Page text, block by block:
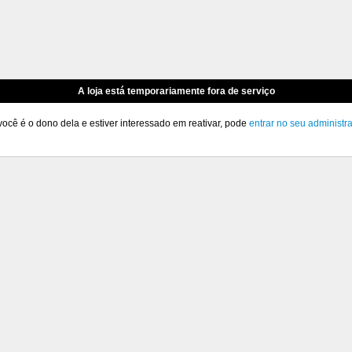
A loja está temporariamente fora de serviço
é o dono dela e estiver interessado em reativar, pode entrar no seu